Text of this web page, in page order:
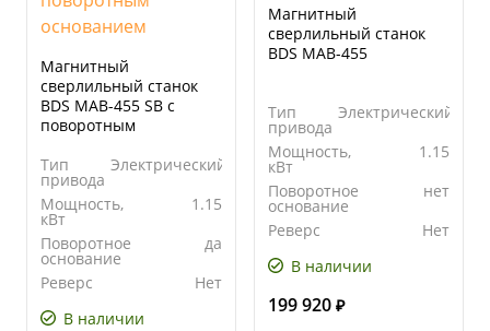
Магнитный
сверлильный станок
BDS MAB-455 SB с
поворотным
Тип
привода
Электрический
Мощность,
кВт
1.15
Поворотное
основание
да
Реверс
Нет
В наличии
Магнитный
сверлильный станок
BDS MAB-455
Тип
привода
Электрический
Мощность,
кВт
1.15
Поворотное
основание
нет
Реверс
Нет
В наличии
199 920 ₽